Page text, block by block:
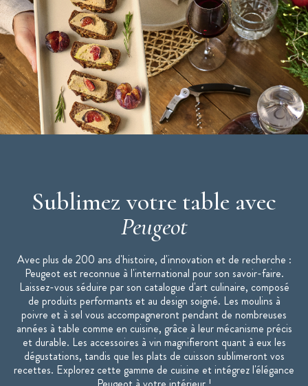
Mécanisme Zirlion en zircone
Mouture réglable
Niveaux de mouture : 6
Réservoir en verre
Réservoir interchangeable
Pour moudre tous types de sels
Sel rose des Andes inclus (50 g)
Sublimez votre table avec
Peugeot
Avec plus de 200 ans d'histoire, d'innovation et de recherche :
Peugeot est reconnue à l'international pour son savoir-faire.
Laissez-vous séduire par son catalogue d'art culinaire, composé
de produits performants et au design soigné. Les moulins à
poivre et à sel vous accompagneront pendant de nombreuses
années à table comme en cuisine, grâce à leur mécanisme précis
et durable. Les accessoires à vin magnifieront quant à eux les
dégustations, tandis que les plats de cuisson sublimeront vos
recettes. Explorez cette gamme de cuisine et intégrez l'élégance